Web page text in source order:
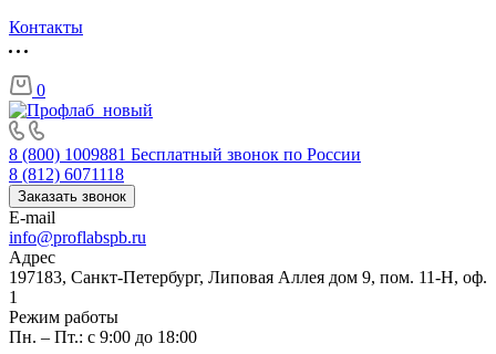
Контакты
0
8 (800) 1009881 Бесплатный звонок по России
8 (812) 6071118
Заказать звонок
E-mail
info@proflabspb.ru
Адрес
197183, Санкт-Петербург, Липовая Аллея дом 9, пом. 11-Н, оф.
1
Режим работы
Пн. – Пт.: с 9:00 до 18:00